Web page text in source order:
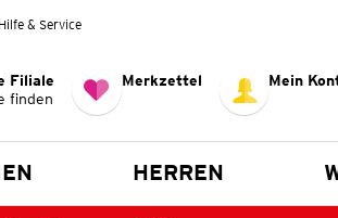
Hilfe & Service
Filiale
finden
Merkzettel Mein
HERREN